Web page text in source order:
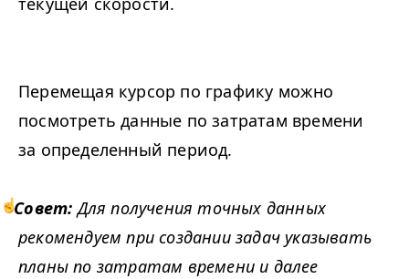
Перемещая курсор по графику можно
посмотреть данные по затратам времени
за определенный период.
Совет: Для получения точных данных
рекомендуем при создании задач указывать
планы по затратам времени и далее